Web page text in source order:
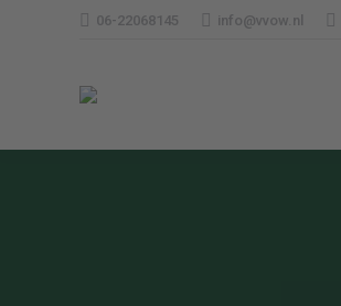
06-22068145 info@vvow.nl